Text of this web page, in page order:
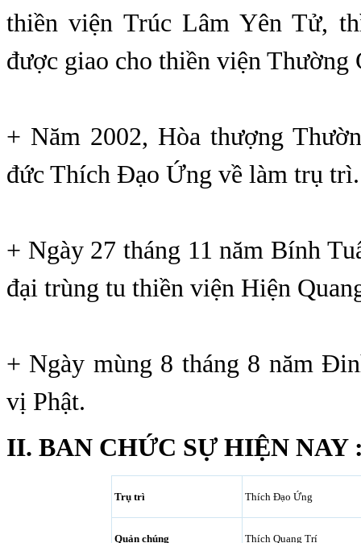
thiền viện Trúc Lâm Yên Tử,
được giao cho thiền viện Thường
+ Năm 2002, Hòa thượng
đức Thích Đạo Ứng về làm trụ trì.
+ Ngày 27 tháng 11 năm Bính
đại trùng tu thiền viện Hiện
+ Ngày mùng 8 tháng 8 năm
vị Phật.
II. BAN CHỨC SỰ HIỆN NAY
Trụ trì Thích Đạo Ứng
Quản chúng Thích Quang Trí